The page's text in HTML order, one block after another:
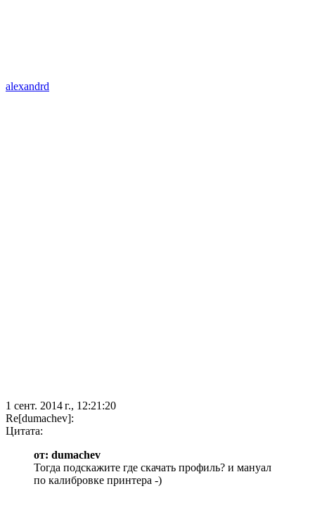
alexandrd
1 сент. 2014 г., 12:21:20
Re[dumachev]:
Цитата:
от: dumachev
Тогда подскажите где скачать профиль? и мануал
по калибровке принтера -)